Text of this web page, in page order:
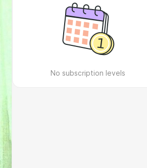
No subscription levels